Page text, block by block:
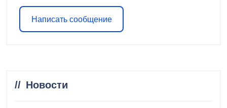
Написать сообщение
Новости